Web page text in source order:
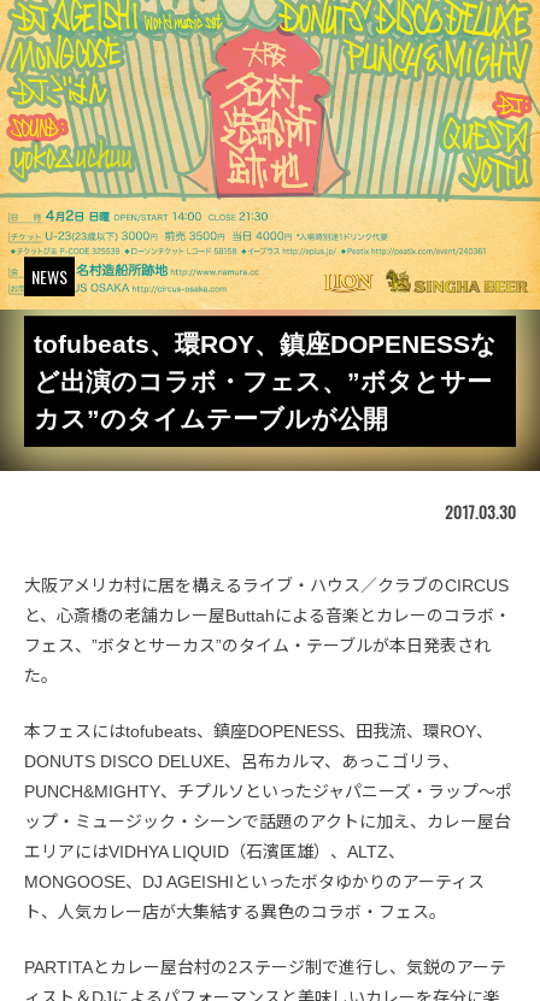
NEWS
tofubeats、環ROY、鎮座DOPENESSな
ど出演のコラボ・フェス、”ボタとサー
カス”のタイムテーブルが公開
2017.03.30
大阪アメリカ村に居を構えるライブ・ハウス／クラブのCIRCUS
と、心斎橋の老舗カレー屋Buttahによる音楽とカレーのコラボ・
フェス、”ボタとサーカス”のタイム・テーブルが本日発表され
た。
本フェスにはtofubeats、鎮座DOPENESS、田我流、環ROY、
DONUTS DISCO DELUXE、呂布カルマ、あっこゴリラ、
PUNCH&MIGHTY、チプルソといったジャパニーズ・ラップ〜ポ
ップ・ミュージック・シーンで話題のアクトに加え、カレー屋台
エリアにはVIDHYA LIQUID（石濱匡雄）、ALTZ、
MONGOOSE、DJ AGEISHIといったボタゆかりのアーティス
ト、人気カレー店が大集結する異色のコラボ・フェス。
PARTITAとカレー屋台村の2ステージ制で進行し、気鋭のアーテ